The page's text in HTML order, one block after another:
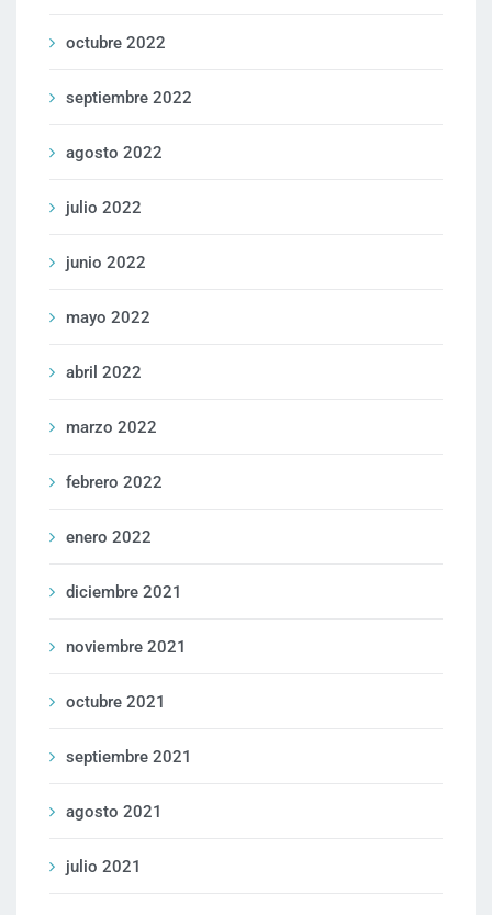
octubre 2022
septiembre 2022
agosto 2022
julio 2022
junio 2022
mayo 2022
abril 2022
marzo 2022
febrero 2022
enero 2022
diciembre 2021
noviembre 2021
octubre 2021
septiembre 2021
agosto 2021
julio 2021